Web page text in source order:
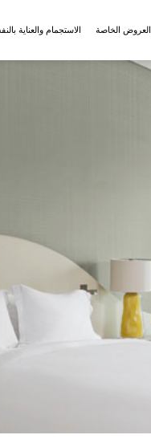
العروض الخاصة الاستجمام والعناية